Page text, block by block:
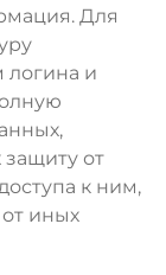
Для
логина и
защиту от
к ним,
иных